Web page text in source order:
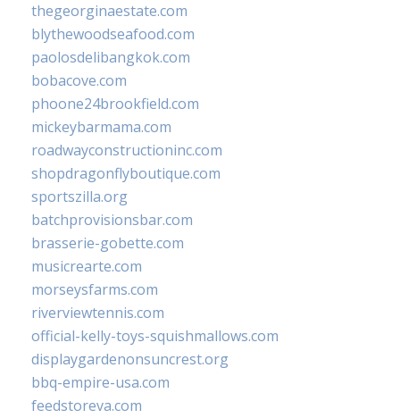
thegeorginaestate.com
blythewoodseafood.com
paolosdelibangkok.com
bobacove.com
phoone24brookfield.com
mickeybarmama.com
roadwayconstructioninc.com
shopdragonflyboutique.com
sportszilla.org
batchprovisionsbar.com
brasserie-gobette.com
musicrearte.com
morseysfarms.com
riverviewtennis.com
official-kelly-toys-squishmallows.com
displaygardenonsuncrest.org
bbq-empire-usa.com
feedstoreva.com